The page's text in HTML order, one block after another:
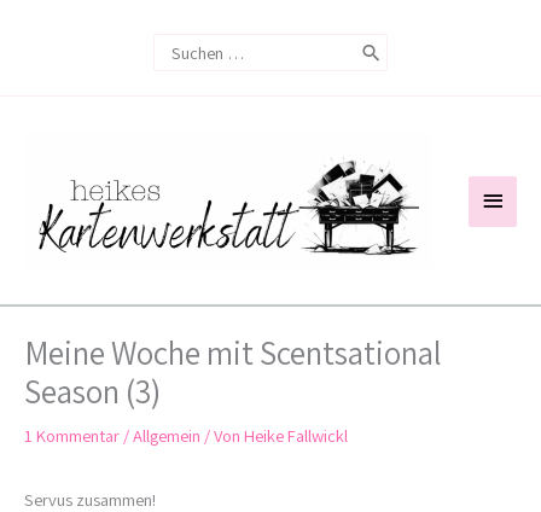
Search
Meine Woche mit Scentsational
Season (3)
1 Kommentar /Allgemein / Von Heike Fallwickl
Servus zusammen!